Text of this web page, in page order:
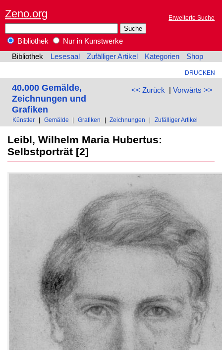
Zeno.org Erweiterte Suche
Bibliothek
Nur in Kunstwerke
Bibliothek
Lesesaal Zufälliger Artikel Kategorien Shop
DRUCKEN
<< Zurück | Vorwärts >>
40.000 Gemälde,
Zeichnungen und
Grafiken
Künstler Gemälde Grafiken Zeichnungen Zufälliger Artikel
Leibl, Wilhelm Maria Hubertus:
Selbstporträt [2]